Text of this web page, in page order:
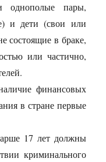
однополые пары,
и дети (свои или
состоящие в браке,
или частично,
финансовых
в стране первые
17 лет должны
криминального